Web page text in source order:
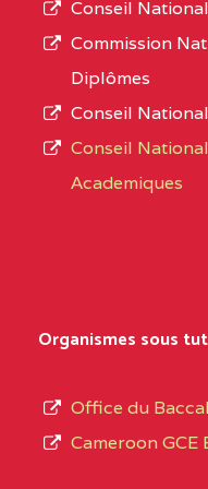
CENTRE
CENTRE
CENTRE
L’offre
d’éducation
de
Conseil
Commission
Diplômes
Conseil
Conseil
Academiques
Organismes sous
Office du
Cameroon GCE